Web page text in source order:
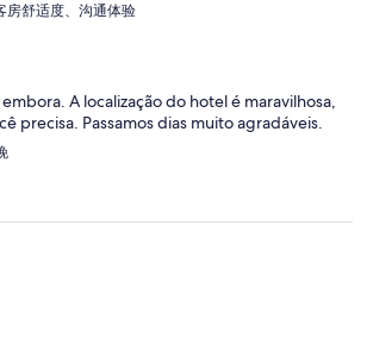
房舒适度、沟通体验
A localização do hotel é maravilhosa,
precisa. Passamos dias muito agradáveis.